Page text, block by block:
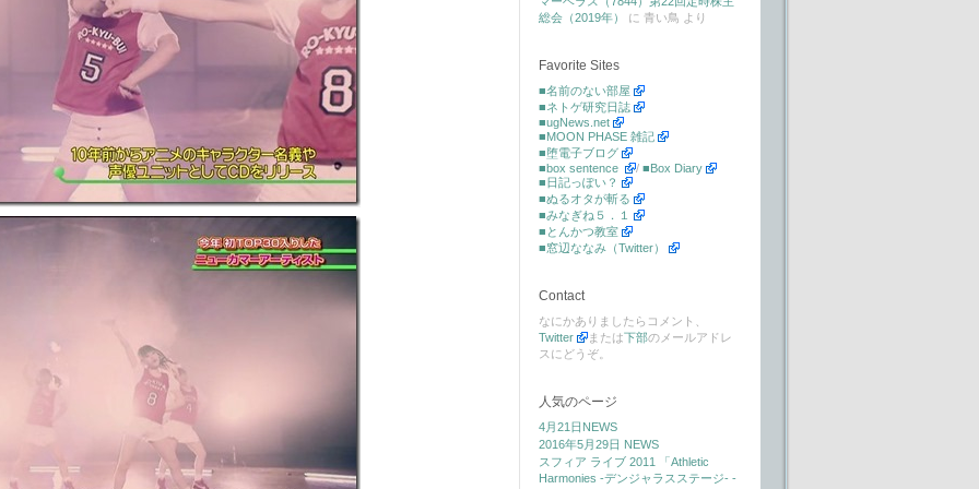
総会（2019年）
に 青い鳥 より
Favorite Sites
■名前のない部屋
■ネトゲ研究日誌
■ugNews.net
■MOON PHASE 雑記
■堕電子ブログ
■box sentence
/ ■Box Diary
■日記っぽい？
■ぬるオタが斬る
■みなぎね５．１
■とんかつ教室
■窓辺ななみ（Twitter）
Contact
なにかありましたらコメント、
Twitter
または下部のメールアドレ
スにどうぞ。
人気のページ
4月21日NEWS
2016年5月29日 NEWS
スフィア ライブ 2011 「Athletic
Harmonies -デンジャラスステージ- -